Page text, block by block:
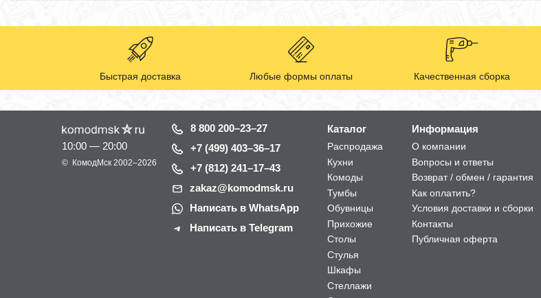
Быстрая доставка Любые формы оплаты Качественная сборка
10:00 — 20:00
© КомодМск 2002–2026
8 800 200–23–27
+7 (499) 403–36–17
+7 (812) 241–17–43
zakaz@komodmsk.ru
Написать в WhatsApp
Написать в Telegram
Каталог
Распродажа
Кухни
Комоды
Тумбы
Обувницы
Прихожие
Столы
Стулья
Шкафы
Стеллажи
Информация
О компании
Вопросы и ответы
Возврат / обмен / гарантия
Как оплатить?
Условия доставки и сборки
Контакты
Публичная оферта